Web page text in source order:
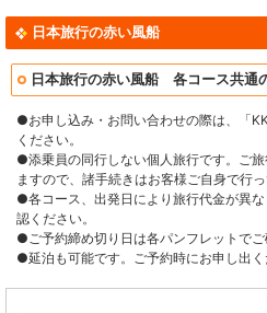
日本旅行の赤い風船
日本旅行の赤い風船 各コース共通
●お申し込み・お問い合わせの際は、「
ください。
●添乗員の同行しない個人旅行です。ご
ますので、諸手続きはお客様ご自身で行っ
●各コース、出発日により旅行代金が異
認ください。
●ご予約締め切り日は各パンフレットでご
●延泊も可能です。ご予約時にお申し出く